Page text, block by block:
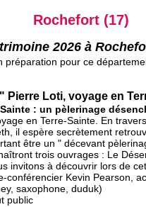
Rochefort (17)
2026 à
préparation pour ce
Pierre Loti, voyage en
: un pèlerinage
en Terre-Sainte. En
il espère secrètement
être un " décevant
trois ouvrages : Le
invitons à découvrir lors de
conférencier Kevin Pearson,
saxophone, duduk)
public